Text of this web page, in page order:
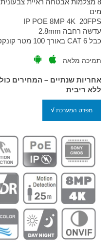
8 מצלמות אבטחה ראיית צבעונית
מים
IP POE 8MP 4K 20FPS
עדשה רחבה 2.8mm
כבל CAT 6 באורך 100 מטר קונקטורים RJ45
תמיכה מלאה
ללא ריבית
מפרט המערכת √